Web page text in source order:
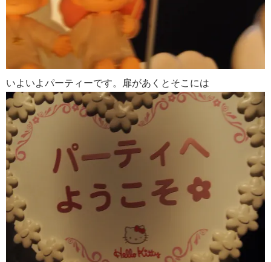
いよいよパーティーです。扉があくとそこには